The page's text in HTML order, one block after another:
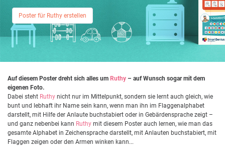
Poster für Ruthy erstellen
Auf diesem Poster dreht sich alles um Ruthy – auf Wunsch sogar mit dem
eigenen Foto.
Dabei steht Ruthy nicht nur im Mittelpunkt, sondern sie lernt auch gleich, wie
bunt und lebhaft ihr Name sein kann, wenn man ihn im Flaggenalphabet
darstellt, mit Hilfe der Anlaute buchstabiert oder in Gebärdensprache zeigt –
und ganz nebenbei kann Ruthy mit diesem Poster auch lernen, wie man das
gesamte Alphabet in Zeichensprache darstellt, mit Anlauten buchstabiert, mit
Flaggen zeigen oder den Armen winken kann...